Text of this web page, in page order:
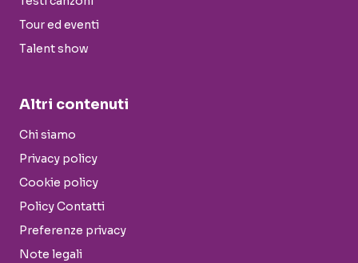
Tour ed eventi
Talent show
Altri contenuti
Chi siamo
Privacy policy
Cookie policy
Policy Contatti
Preferenze privacy
Note legali